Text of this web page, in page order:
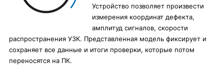
Устройство позволяет произвести
измерения координат дефекта,
амплитуд сигналов, скорости
распространения УЗК. Представленная модель фиксирует и
сохраняет все данные и итоги проверки, которые потом
переносятся на ПК.